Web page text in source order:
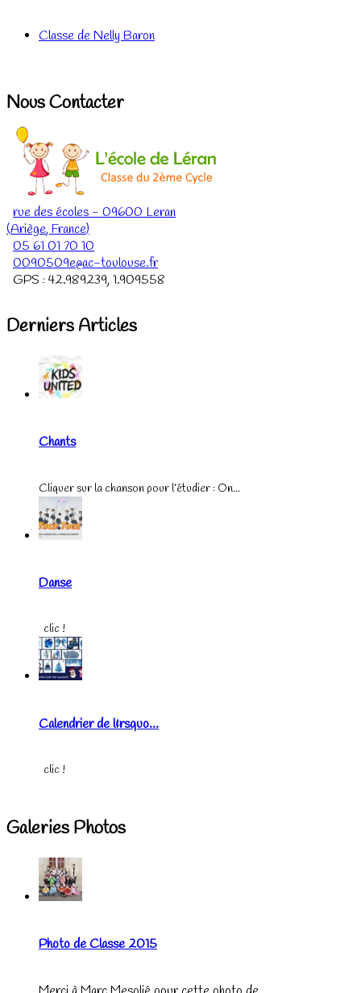
Classe de Nelly Baron
Nous Contacter
rue des écoles - 09600 Leran
(Ariège, France)
05 61 01 70 10
0090509e@ac-toulouse.fr
GPS : 42.989239, 1.909558
Derniers Articles
Chants
Cliquer sur la chanson pour l’étudier : On...
Danse
clic !
Calendrier de l&rsquo...
clic !
Galeries Photos
Photo de Classe 2015